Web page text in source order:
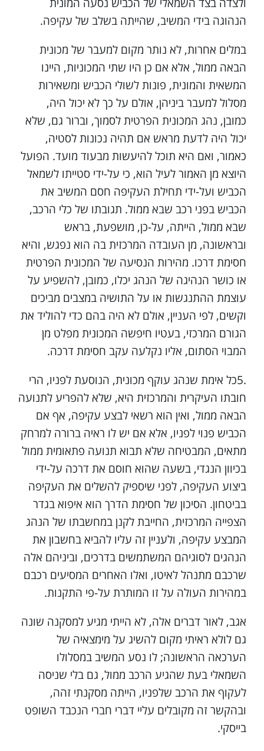
הנהוגה בידי המשיב, שהייתה בשלב של עקיפה.
במלים אחרות, לא נותר מקום למעבר של מכונית
הבאה ממול, אלא אם כן היו שתי המכוניות, היינו
המשאית והמונית, פונות לשולי הכביש ומשאירות
מסלול למעבר ביניהן, אולם על כך לא יכול היה,
כמובן, נהג המכונית הפרטית לסמוך, וברור גם, שלא
יכול היה לדעת מראש אם תהיה נכונות לסטיה,
כאמור, ואם היא תוכל להיעשות מבעוד מועד. הפועל
היוצא מן האמור לעיל הוא, כי על-ידי סטייתו לשמאל
הכביש ועל-ידי תחילת העקיפה חסם המשיב את
הכביש בפני רכב שבא ממול. תגובתו של כלי הרכב,
שבא ממול, הייתה, על-כן, מושפעת, בראש
ובראשונה, מן העובדה המרכזית בה הוא נפגש, והיא
חסימת דרכו. מהירות הנסיעה של המכונית הפרטית
או כושר הנהיגה של הנהג יכלו, כמובן, להשפיע על
עוצמת ההתנגשות או על התושיה במצבים מביכים
וקשים, לפי העניין, אולם לא היה בהם כדי להוליד את
הגורם המרכזי, בעטיו חיפשה המכונית מפלט מן
המבוי הסתום, אליו נקלעה עקב חסימת דרכה.
.5כל אימת שנהג עוקף מכונית, הנוסעת לפניו, הרי
חובתו העיקרית והמרכזית היא, שלא להפריע לתנועה
הבאה ממול, ואין הוא רשאי לבצע עקיפה, אף אם
הכביש פנוי לפניו, אלא אם יש לו ראיה ברורה למרחק
מתאים, המבטיחה שלא תבוא תנועה פתאומית ממול
בכיוון הנגדי, בשעה שהוא חוסם את דרכה על-ידי
ביצוע העקיפה, לפני שיספיק להשלים את העקיפה
בביטחון. הסיכון של חסימת הדרך הוא איפוא בגדר
הצפייה המרכזית, החייבת לקנן במחשבתו של הנהג
המבצע עקיפה, ולעניין זה עליו להביא בחשבון את
הנהגים לסוגיהם המשתמשים בדרכים, וביניהם אלה
שרכבם מתנהל לאיטו, ואלו האחרים המסיעים רכבם
במהירות העולה על זו המותרת על-פי התקנות.
אגב, לאור דברים אלה, לא הייתי מגיע למסקנה שונה
גם לולא ראיתי מקום להשיג על מימצאיה של
הערכאה הראשונה; לו נסע המשיב במסלולו
השמאלי בעת שהגיע הרכב ממול, גם בלי שניסה
לעקוף את הרכב שלפניו, הייתה מסקנתי זהה,
ובהקשר זה מקובלים עליי דברי חברי הנכבד השופט
בייסקי.